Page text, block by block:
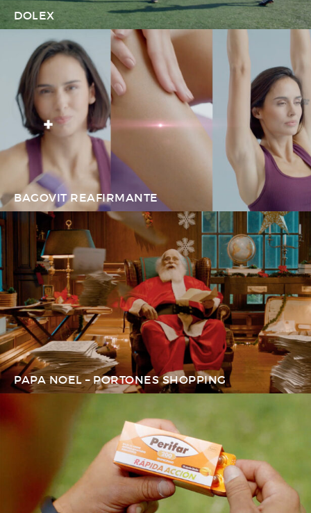
DOLEX
BAGOVIT REAFIRMANTE
PAPA NOEL – PORTONES SHOPPING